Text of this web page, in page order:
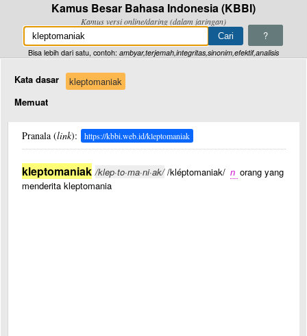
Kamus Besar Bahasa Indonesia (KBBI)
Kamus versi online/daring (dalam jaringan)
?
Bisa lebih dari satu, contoh: ambyar,terjemah,integritas,sinonim,efektif,analisis
Kata dasar
kleptomaniak
Memuat
Pranala (link): https://kbbi.web.id/kleptomaniak
kleptomaniak /klep·to·ma·ni·ak//kléptomaniak/ n orang yang
menderita kleptomania